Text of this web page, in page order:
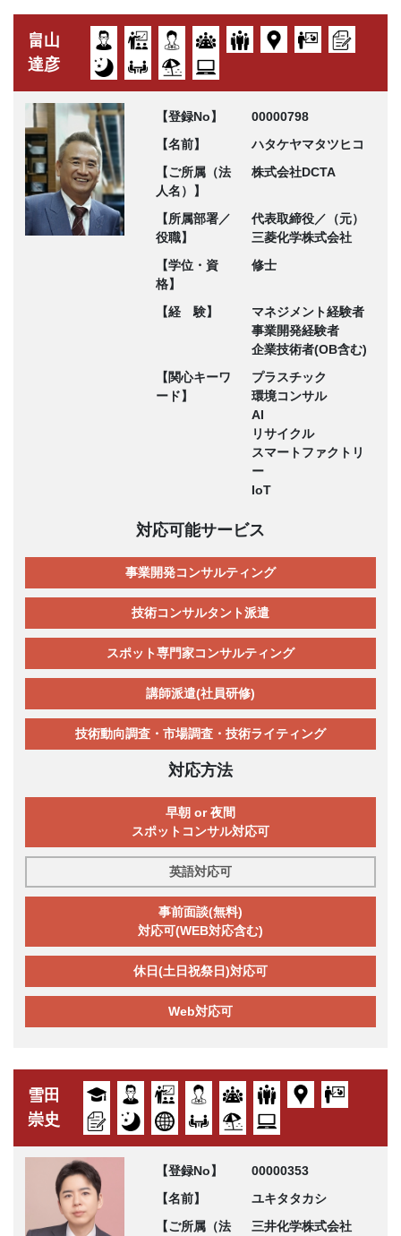
畠山
達彦
【登録No】
00000798
【名前】
ハタケヤマタツヒコ
【ご所属（法
人名）】
株式会社DCTA
【所属部署／
役職】
代表取締役／（元）
三菱化学株式会社
【学位・資
格】
修士
【経 験】
マネジメント経験者
事業開発経験者
企業技術者(OB含む)
【関心キーワ
ード】
プラスチック
環境コンサル
AI
リサイクル
スマートファクトリ
ー
IoT
対応可能サービス
事業開発コンサルティング
技術コンサルタント派遣
スポット専門家コンサルティング
講師派遣(社員研修)
技術動向調査・市場調査・技術ライティング
対応方法
早朝 or 夜間
スポットコンサル対応可
英語対応可
事前面談(無料)
対応可(WEB対応含む)
休日(土日祝祭日)対応可
Web対応可
雪田
崇史
【登録No】
00000353
【名前】
ユキタタカシ
【ご所属（法
三井化学株式会社